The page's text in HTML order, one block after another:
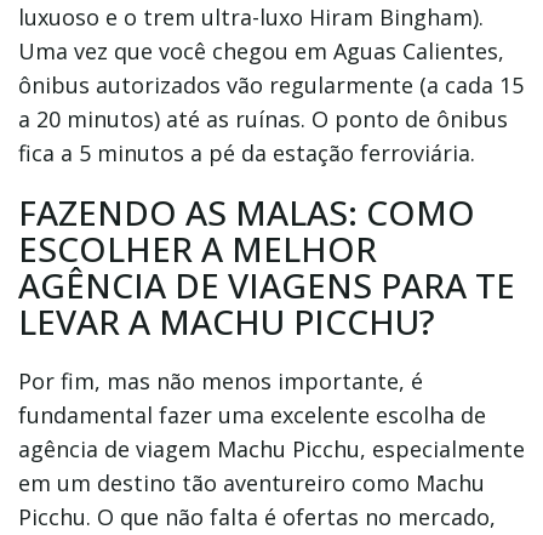
luxuoso e o trem ultra-luxo Hiram Bingham).
Uma vez que você chegou em Aguas Calientes,
ônibus autorizados vão regularmente (a cada 15
a 20 minutos) até as ruínas. O ponto de ônibus
fica a 5 minutos a pé da estação ferroviária.
FAZENDO AS MALAS: COMO
ESCOLHER A MELHOR
AGÊNCIA DE VIAGENS PARA TE
LEVAR A MACHU PICCHU?
Por fim, mas não menos importante, é
fundamental fazer uma excelente escolha de
agência de viagem Machu Picchu, especialmente
em um destino tão aventureiro como Machu
Picchu. O que não falta é ofertas no mercado,